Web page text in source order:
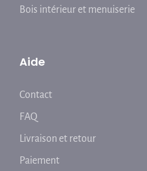
Bois intérieur et menuiserie
Aide
Contact
FAQ
Livraison et retour
Paiement